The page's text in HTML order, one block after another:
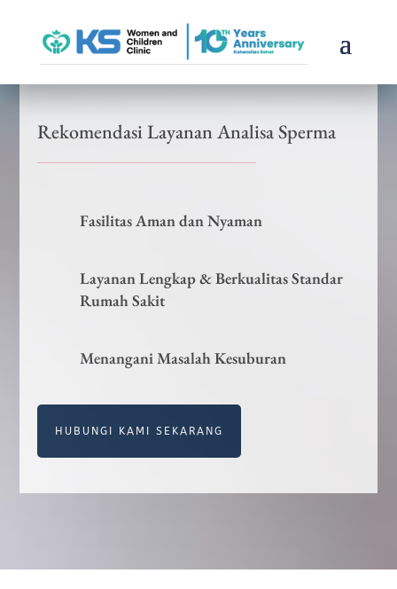
Rekomendasi Layanan Analisa Sperma
Fasilitas Aman dan Nyaman
Layanan Lengkap & Berkualitas Standar
Rumah Sakit
Menangani Masalah Kesuburan
HUBUNGI KAMI SEKARANG